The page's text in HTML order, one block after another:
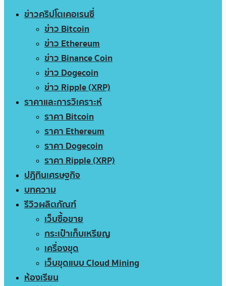
ข่าวคริปโตเคอเรนซี่
ข่าว Bitcoin
ข่าว Ethereum
ข่าว Binance Coin
ข่าว Dogecoin
ข่าว Ripple (XRP)
ราคาและการวิเคราะห์
ราคา Bitcoin
ราคา Ethereum
ราคา Dogecoin
ราคา Ripple (XRP)
ปฏิทินเศรษฐกิจ
บทความ
รีวิวผลิตภัณฑ์
เว็บซื้อขาย
กระเป๋าเก็บเหรียญ
เครื่องขุด
เว็บขุดแบบ Cloud Mining
ห้องเรียน